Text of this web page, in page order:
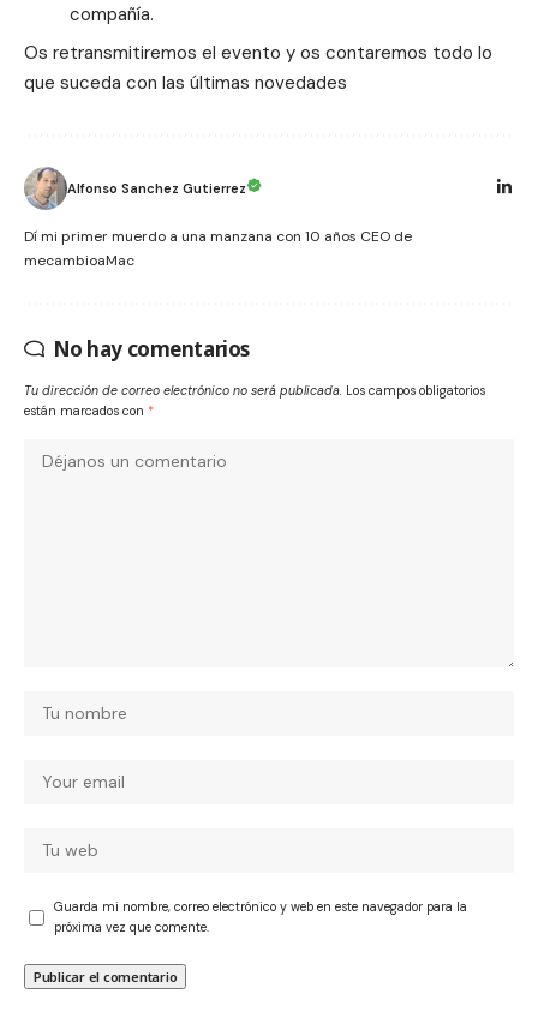
compañía.
Os retransmitiremos el evento y os contaremos todo lo
que suceda con las últimas novedades
Alfonso Sanchez Gutierrez
Dí mi primer muerdo a una manzana con 10 años CEO de
mecambioaMac
No hay comentarios
Tu dirección de correo electrónico no será publicada. Los campos obligatorios
están marcados con *
Guarda mi nombre, correo electrónico y web en este navegador para la
próxima vez que comente.